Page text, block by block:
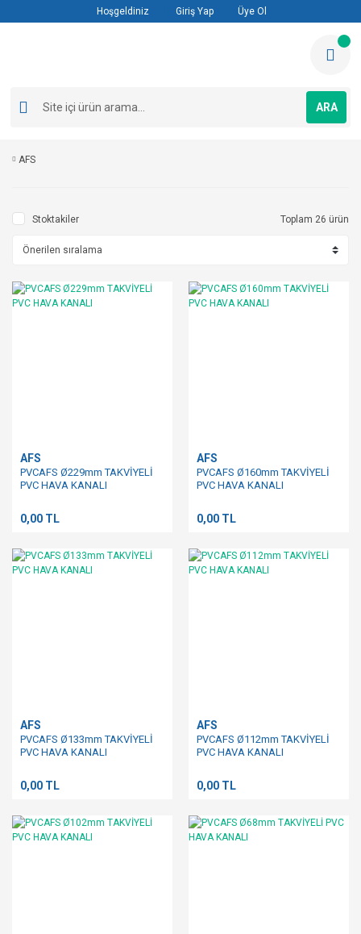
Hoşgeldiniz Giriş Yap Üye Ol
ARA
AFS
Stoktakiler Toplam 26 ürün
AFS
PVCAFS Ø229mm TAKVİYELİ
PVC HAVA KANALI
0,00 TL
AFS
PVCAFS Ø160mm TAKVİYELİ
PVC HAVA KANALI
0,00 TL
AFS
PVCAFS Ø133mm TAKVİYELİ
PVC HAVA KANALI
0,00 TL
AFS
PVCAFS Ø112mm TAKVİYELİ
PVC HAVA KANALI
0,00 TL